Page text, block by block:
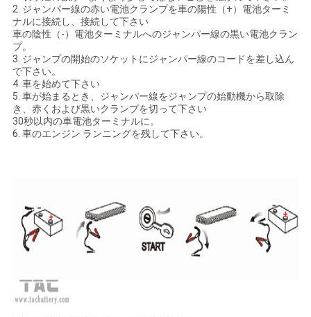
2. ジャンパー線の赤い電池クランプを車の陽性（+）電池ターミ
ナルに接続し、接続して下さい
車の陰性（-）電池ターミナルへのジャンパー線の黒い電池クラン
プ。
3. ジャンプの開始のソケットにジャンパー線のコードを差し込ん
で下さい。
4. 車を始めて下さい
5. 車が始まるとき、ジャンパー線をジャンプの始動機から取除
き、赤くおよび黒いクランプを切って下さい
30秒以内の車電池ターミナルに。
6. 車のエンジン ランニングを残して下さい。